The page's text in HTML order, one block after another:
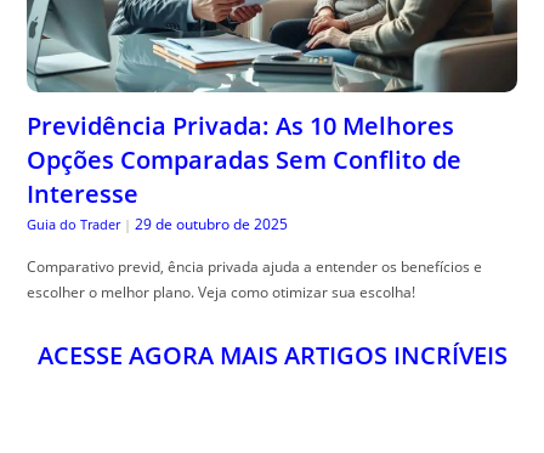
Previdência Privada: As 10 Melhores
Opções Comparadas Sem Conflito de
Interesse
Guia do Trader | 29 de outubro de 2025
Comparativo previd, ência privada ajuda a entender os benefícios e
escolher o melhor plano. Veja como otimizar sua escolha!
ACESSE AGORA MAIS ARTIGOS INCRÍVEIS